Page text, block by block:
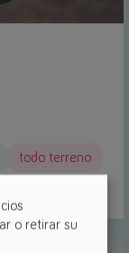
todo terreno
o retirar su